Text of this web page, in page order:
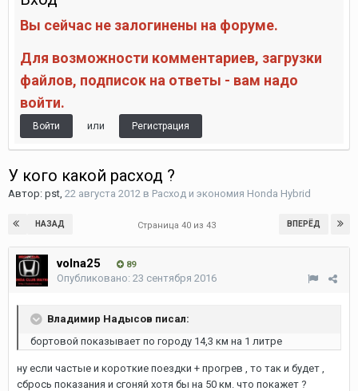
Вы сейчас не залогинены на форуме.
Для возможности комментариев, загрузки
файлов, подписок на ответы - вам надо
войти.
Войти или Регистрация
У кого какой расход ?
Автор: pst, 22 августа 2012 в Расход и экономия Honda Hybrid
НАЗАД ВПЕРЁД
Страница 40 из 43
volna25 89
Опубликовано: 23 сентября 2016
Владимир Надысов писал:
бортовой показывает по городу 14,3 км на 1 литре
ну если частые и короткие поездки + прогрев , то так и будет ,
сбрось показания и сгоняй хотя бы на 50 км. что покажет ?